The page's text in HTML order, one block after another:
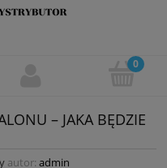
– JAKA BĘDZIE
autor: admin